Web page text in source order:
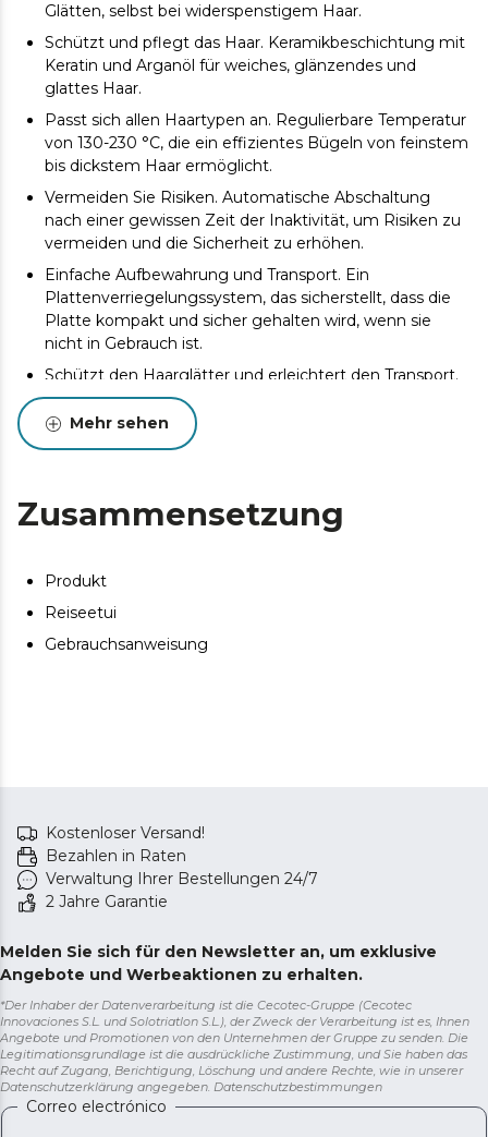
Glätten, selbst bei widerspenstigem Haar.
Schützt und pflegt das Haar. Keramikbeschichtung mit
Keratin und Arganöl für weiches, glänzendes und
glattes Haar.
Passt sich allen Haartypen an. Regulierbare Temperatur
von 130-230 °C, die ein effizientes Bügeln von feinstem
bis dickstem Haar ermöglicht.
Vermeiden Sie Risiken. Automatische Abschaltung
nach einer gewissen Zeit der Inaktivität, um Risiken zu
vermeiden und die Sicherheit zu erhöhen.
Einfache Aufbewahrung und Transport. Ein
Plattenverriegelungssystem, das sicherstellt, dass die
Platte kompakt und sicher gehalten wird, wenn sie
nicht in Gebrauch ist.
Schützt den Haarglätter und erleichtert den Transport.
Reisetasche zum sicheren Aufbewahren und
Transportieren des Glätteisens.
Mehr sehen
Zusammensetzung
Produkt
Reiseetui
Gebrauchsanweisung
Kostenloser Versand!
Bezahlen in Raten
Verwaltung Ihrer Bestellungen 24/7
2 Jahre Garantie
Melden Sie sich für den Newsletter an, um exklusive
Angebote und Werbeaktionen zu erhalten.
*Der Inhaber der Datenverarbeitung ist die Cecotec-Gruppe (Cecotec
Innovaciones S.L. und Solotriatlon S.L.), der Zweck der Verarbeitung ist es, Ihnen
Angebote und Promotionen von den Unternehmen der Gruppe zu senden. Die
Legitimationsgrundlage ist die ausdrückliche Zustimmung, und Sie haben das
Recht auf Zugang, Berichtigung, Löschung und andere Rechte, wie in unserer
Datenschutzerklärung angegeben. Datenschutzbestimmungen
Correo electrónico